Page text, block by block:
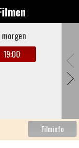
morgen
19:00